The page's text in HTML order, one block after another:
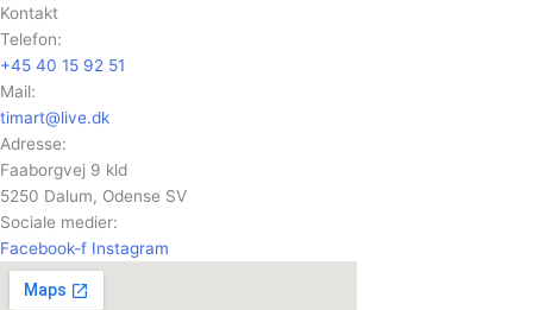
Gå
til
indholdet
Kontakt
Telefon:
+45 40 15 92 51
Mail:
timart@live.dk
Adresse:
Faaborgvej 9 kld
5250 Dalum, Odense SV
Sociale medier:
Facebook-f Instagram